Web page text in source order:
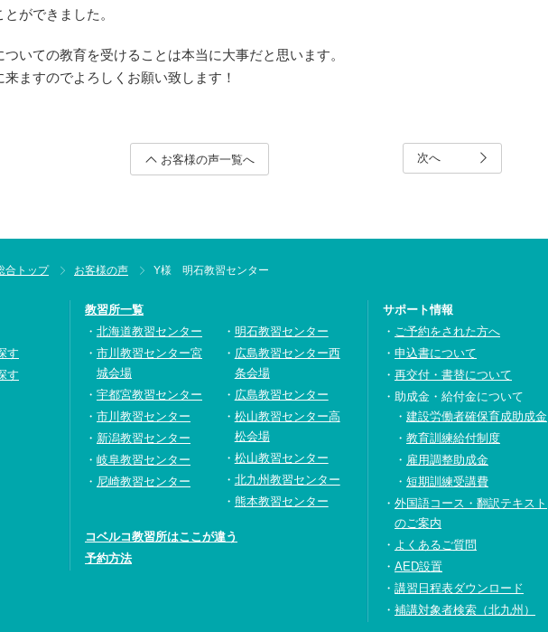
ができました。
ついての教育を受けることは本当に大事だと思います。
来ますのでよろしくお願い致します！
お客様の声一覧へ 次へ
合トップ お客様の声 Y様 明石教習センター
す
す
教習所一覧
北海道教習センター
市川教習センター宮
城会場
宇都宮教習センター
市川教習センター
新潟教習センター
岐阜教習センター
尼崎教習センター
明石教習センター
広島教習センター西
条会場
広島教習センター
松山教習センター高
松会場
松山教習センター
北九州教習センター
熊本教習センター
コベルコ教習所はここが違う
予約方法
サポート情報
ご予約をされた方へ
申込書について
再交付・書替について
助成金・給付金について
建設労働者確保育成助成金
教育訓練給付制度
雇用調整助成金
短期訓練受講費
外国語コース・翻訳テキスト
のご案内
よくあるご質問
AED設置
講習日程表ダウンロード
補講対象者検索（北九州）